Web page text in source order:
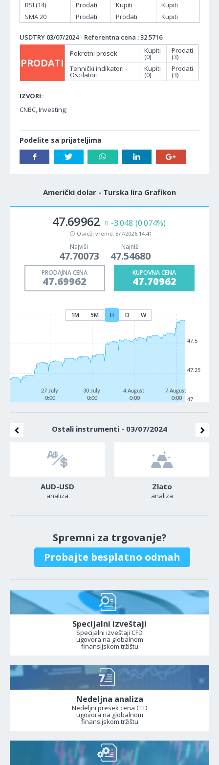
RSI (14)
Prodati Kupiti
Kupiti
SMA 20
Prodati Prodati Kupiti
USDTRY 03/07/2024 - Referentna cena : 32.5716
PRODATI
Pokretni prosek Kupiti
(0)
Prodati
(3)
Tehnički indikatori -
Oscilatori
Kupiti
(0)
Prodati
(3)
IZVORI:
CNBC, Investing;
Podelite sa prijateljima
Američki dolar - Turska lira Grafikon
47.69962 -3.048 (0.074%)
Osveži vreme: 8/7/2026 14:41
Najviši
47.70073
Najniži
47.54680
PRODAJNA CENA
47.69962
KUPOVNA CENA
47.70962
1M 5M H D W
27 July
0:00
30 July
0:00
4 August
0:00
7 August
0:00
47
47.25
47.5
Ostali instrumenti - 03/07/2024
AUD-USD
analiza
Zlato
analiza
Spremni za trgovanje?
Probajte besplatno odmah
Specijalni izveštaji
Specijalni izveštaji CFD
ugovora na globalnom
finansijskom tržištu
Nedeljna analiza
Nedeljni presek cena CFD
ugovora na globalnom
finansijskom tržištu